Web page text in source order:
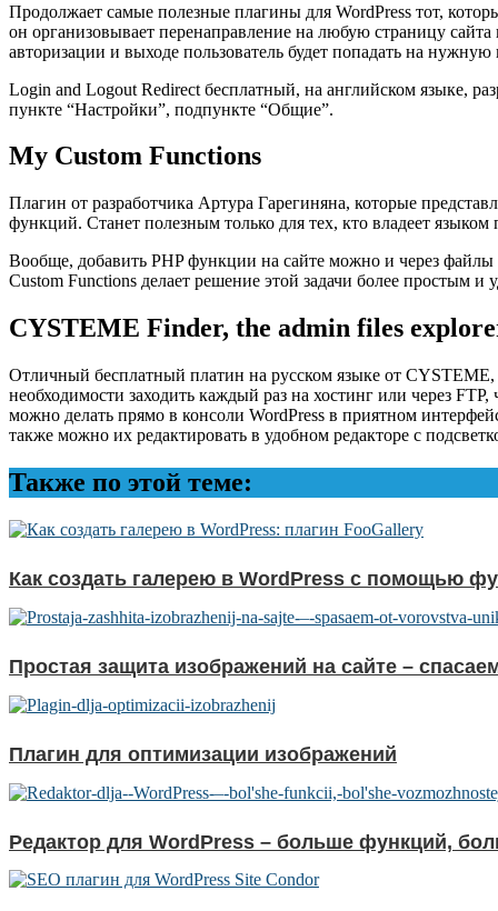
Продолжает самые полезные плагины для WordPress тот,
он организовывает перенаправление на любую страницу
авторизации и выходе пользователь будет попадать на нужную
Login and Logout Redirect бесплатный, на английском языке,
пункте “Настройки”, подпункте “Общие”.
My Custom Functions
Плагин от разработчика Артура Гарегиняна, которые
функций. Станет полезным только для тех, кто владеет
Вообще, добавить PHP функции на сайте можно и через
Custom Functions делает решение этой задачи более простым и
CYSTEME Finder, the admin files
Отличный бесплатный платин на русском языке от
необходимости заходить каждый раз на хостинг или через
можно делать прямо в консоли WordPress в приятном
также можно их редактировать в удобном редакторе с
Также по этой теме:
Как создать галерею в WordPress с помощью
Простая защита изображений на сайте –
Плагин для оптимизации изображений
Редактор для WordPress – больше функций,